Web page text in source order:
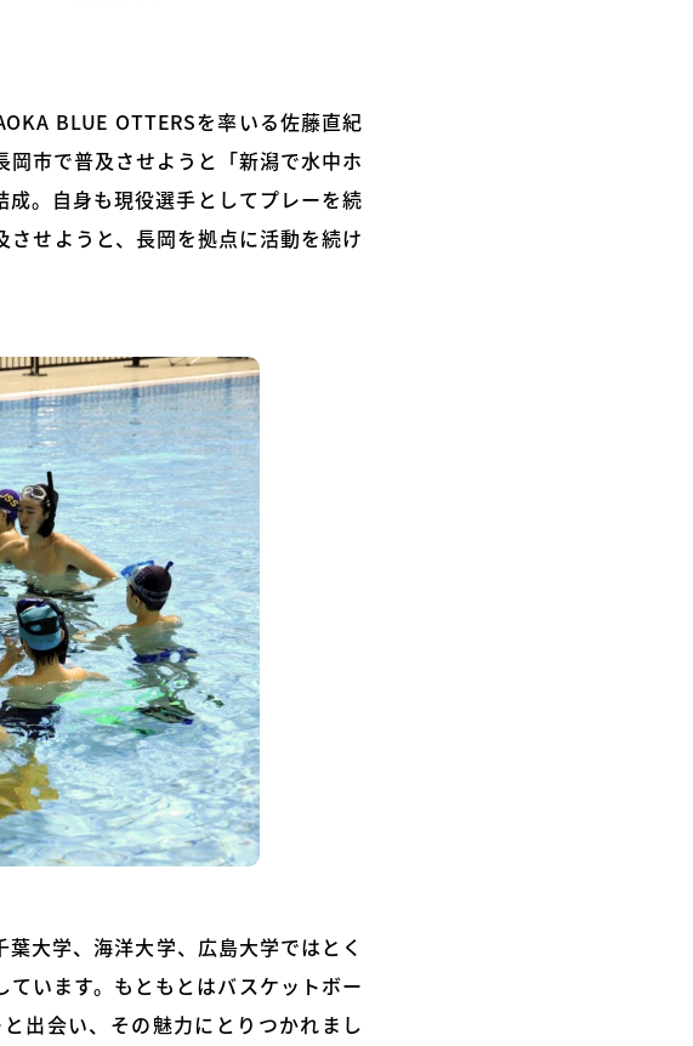
BLUE OTTERSを率いる佐藤直紀
市で普及させようと「新潟で水中ホ
。自身も現役選手としてプレーを続
せようと、長岡を拠点に活動を続け
大学、海洋大学、広島大学ではとく
います。もともとはバスケットボー
出会い、その魅力にとりつかれまし